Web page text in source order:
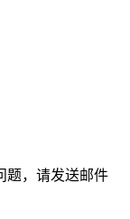
题，请发送邮件